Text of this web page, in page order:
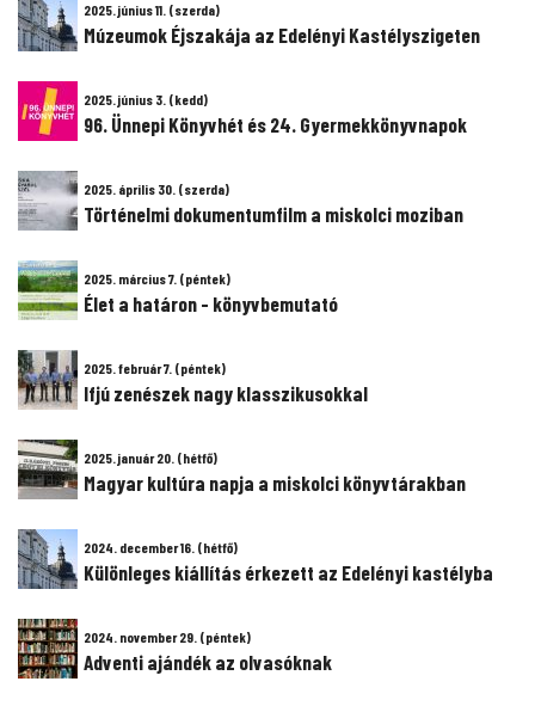
2025. június 11. (szerda)
Múzeumok Éjszakája az Edelényi Kastélyszigeten
2025. június 3. (kedd)
96. Ünnepi Könyvhét és 24. Gyermekkönyvnapok
2025. április 30. (szerda)
Történelmi dokumentumfilm a miskolci moziban
2025. március 7. (péntek)
Élet a határon - könyvbemutató
2025. február 7. (péntek)
Ifjú zenészek nagy klasszikusokkal
2025. január 20. (hétfő)
Magyar kultúra napja a miskolci könyvtárakban
2024. december 16. (hétfő)
Különleges kiállítás érkezett az Edelényi kastélyba
2024. november 29. (péntek)
Adventi ajándék az olvasóknak